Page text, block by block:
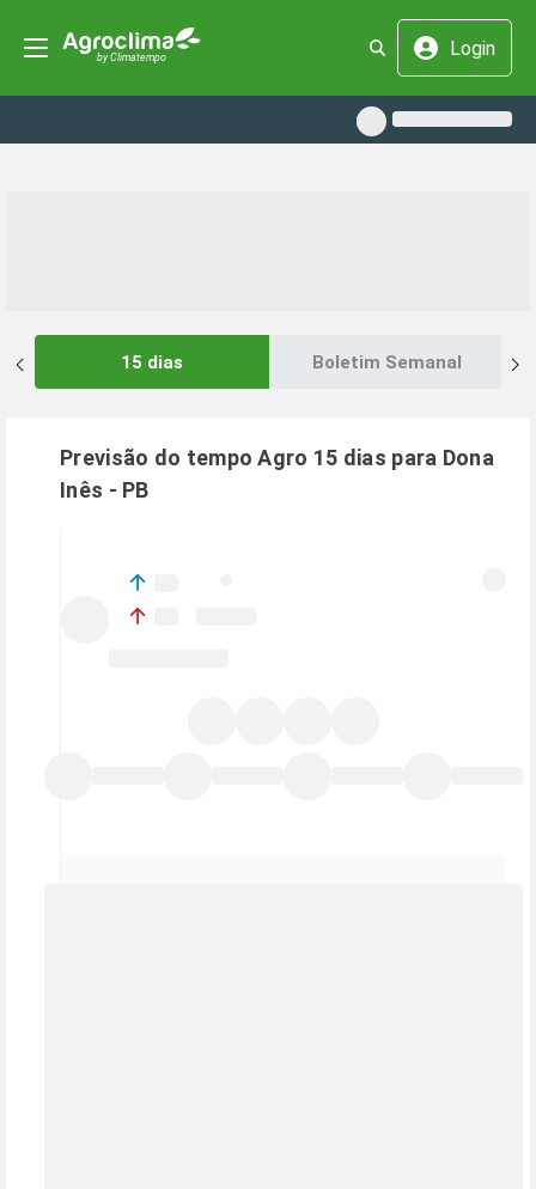
Login
15 dias Boletim Semanal
Previsão do tempo Agro 15 dias para Dona
Inês - PB